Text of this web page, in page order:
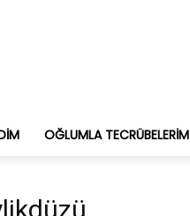
OĞLUMLA TECRÜBELERIM